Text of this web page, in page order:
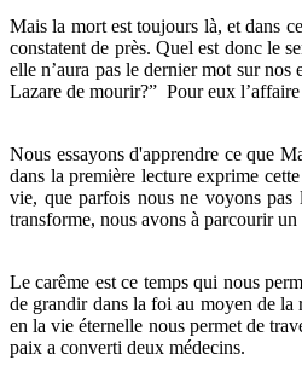
Mais la mort est toujours là, et dans
constatent de près. Quel est donc le
elle n’aura pas le dernier mot sur
Lazare de mourir?” Pour eux l’affaire
Nous essayons d'apprendre ce que
dans la première lecture exprime
vie, que parfois nous ne voyons pas
transforme, nous avons à parcourir
Le carême est ce temps qui nous
de grandir dans la foi au moyen de la
en la vie éternelle nous permet de
paix a converti deux médecins.